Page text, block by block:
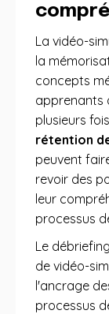
La vidéo-
la
concepts
apprenants
plusieurs
rétention
peuvent
revoir des
leur
processus
Le
de vidéo-
l'ancrage
processus